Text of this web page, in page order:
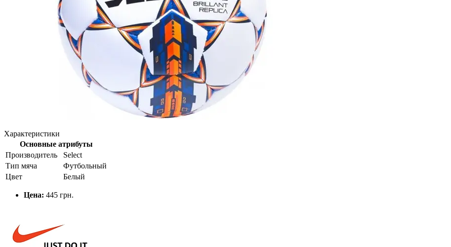
Характеристики
Основные атрибуты
Производитель
Select
Тип мяча
Футбольный
Цвет
Белый
Цена: 445 грн.